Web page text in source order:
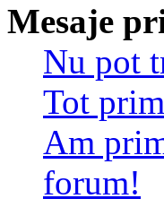
Mesaje
Nu pot
Tot
Am
forum!